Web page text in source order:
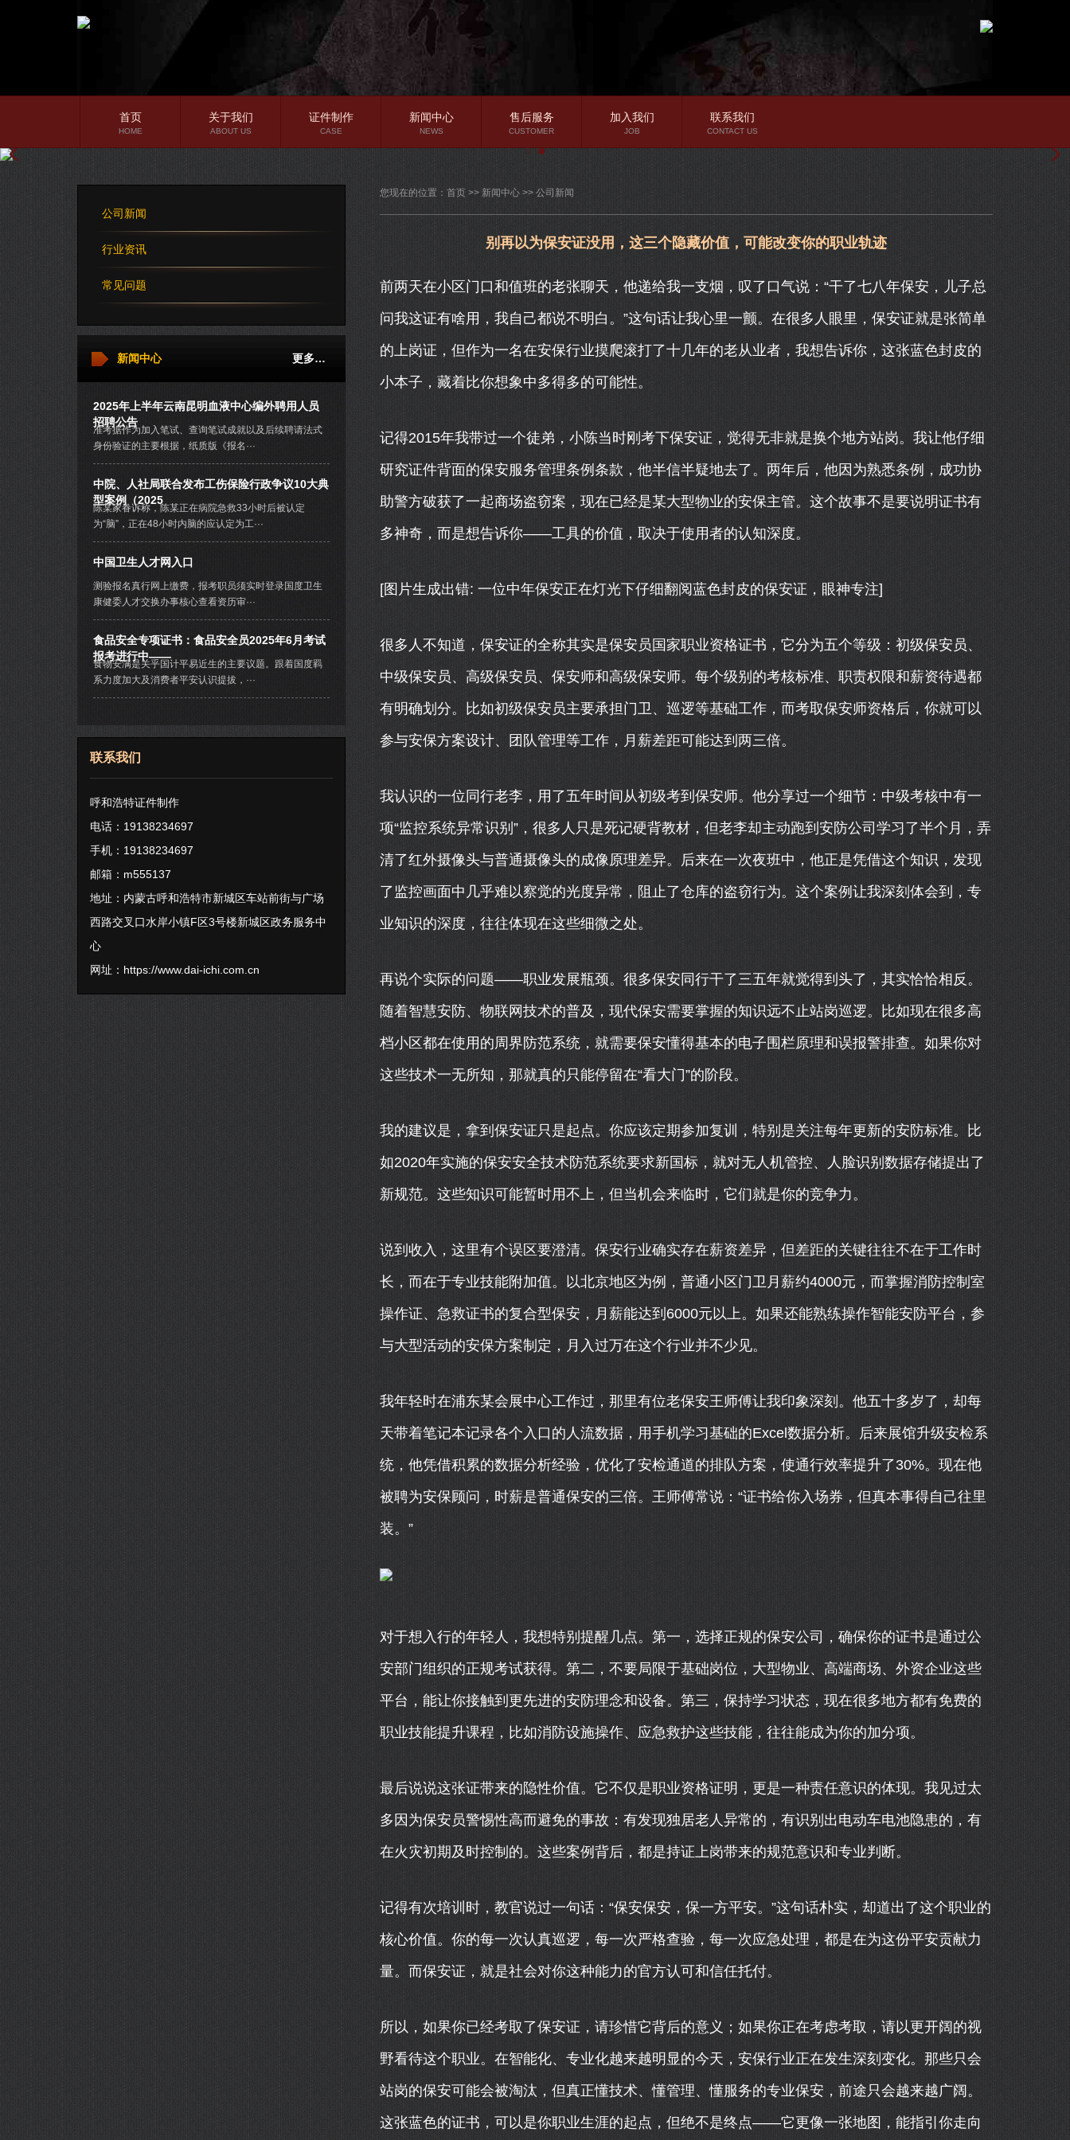
行业资讯
常见问题
首页
HOME
关于我们
ABOUT US
证件制作
CASE
新闻中心
NEWS
售后服务
CUSTOMER
加入我们
JOB
联系我们
CONTACT US
公司新闻
行业资讯
常见问题
更多…
新闻中心
2025年上半年云南昆明血液中心编外聘用人员
招聘公告
准考据作为加入笔试、查询笔试成就以及后续聘请法式
身份验证的主要根据，纸质版《报名···
中院、人社局联合发布工伤保险行政争议10大典
型案例（2025
陈某家眷诉称，陈某正在病院急救33小时后被认定
为“脑”，正在48小时内脑的应认定为工···
中国卫生人才网入口
测验报名真行网上缴费，报考职员须实时登录国度卫生
康健委人才交换办事核心查看资历审···
食品安全专项证书：食品安全员2025年6月考试
报考进行中——
食物安满是关乎国计平易近生的主要议题。跟着国度羁
系力度加大及消费者平安认识提拔，···
联系我们
呼和浩特证件制作
电话：19138234697
手机：19138234697
邮箱：m555137
地址：内蒙古呼和浩特市新城区车站前街与广场
西路交叉口水岸小镇F区3号楼新城区政务服务中
心
网址： https://www.dai-ichi.com.cn
您现在的位置： 首页 >> 新闻中心 >> 公司新闻
别再以为保安证没用，这三个隐藏价值，可能改变你的职业轨迹
前两天在小区门口和值班的老张聊天，他递给我一支烟，叹了口气说：“干了七八年保安，儿子总
问我这证有啥用，我自己都说不明白。”这句话让我心里一颤。在很多人眼里，保安证就是张简单
的上岗证，但作为一名在安保行业摸爬滚打了十几年的老从业者，我想告诉你，这张蓝色封皮的
小本子，藏着比你想象中多得多的可能性。
记得2015年我带过一个徒弟，小陈当时刚考下保安证，觉得无非就是换个地方站岗。我让他仔细
研究证件背面的保安服务管理条例条款，他半信半疑地去了。两年后，他因为熟悉条例，成功协
助警方破获了一起商场盗窃案，现在已经是某大型物业的安保主管。这个故事不是要说明证书有
多神奇，而是想告诉你——工具的价值，取决于使用者的认知深度。
[图片生成出错: 一位中年保安正在灯光下仔细翻阅蓝色封皮的保安证，眼神专注]
很多人不知道，保安证的全称其实是保安员国家职业资格证书，它分为五个等级：初级保安员、
中级保安员、高级保安员、保安师和高级保安师。每个级别的考核标准、职责权限和薪资待遇都
有明确划分。比如初级保安员主要承担门卫、巡逻等基础工作，而考取保安师资格后，你就可以
参与安保方案设计、团队管理等工作，月薪差距可能达到两三倍。
我认识的一位同行老李，用了五年时间从初级考到保安师。他分享过一个细节：中级考核中有一
项“监控系统异常识别”，很多人只是死记硬背教材，但老李却主动跑到安防公司学习了半个月，弄
清了红外摄像头与普通摄像头的成像原理差异。后来在一次夜班中，他正是凭借这个知识，发现
了监控画面中几乎难以察觉的光度异常，阻止了仓库的盗窃行为。这个案例让我深刻体会到，专
业知识的深度，往往体现在这些细微之处。
再说个实际的问题——职业发展瓶颈。很多保安同行干了三五年就觉得到头了，其实恰恰相反。
随着智慧安防、物联网技术的普及，现代保安需要掌握的知识远不止站岗巡逻。比如现在很多高
档小区都在使用的周界防范系统，就需要保安懂得基本的电子围栏原理和误报警排查。如果你对
这些技术一无所知，那就真的只能停留在“看大门”的阶段。
我的建议是，拿到保安证只是起点。你应该定期参加复训，特别是关注每年更新的安防标准。比
如2020年实施的保安安全技术防范系统要求新国标，就对无人机管控、人脸识别数据存储提出了
新规范。这些知识可能暂时用不上，但当机会来临时，它们就是你的竞争力。
说到收入，这里有个误区要澄清。保安行业确实存在薪资差异，但差距的关键往往不在于工作时
长，而在于专业技能附加值。以北京地区为例，普通小区门卫月薪约4000元，而掌握消防控制室
操作证、急救证书的复合型保安，月薪能达到6000元以上。如果还能熟练操作智能安防平台，参
与大型活动的安保方案制定，月入过万在这个行业并不少见。
我年轻时在浦东某会展中心工作过，那里有位老保安王师傅让我印象深刻。他五十多岁了，却每
天带着笔记本记录各个入口的人流数据，用手机学习基础的Excel数据分析。后来展馆升级安检系
统，他凭借积累的数据分析经验，优化了安检通道的排队方案，使通行效率提升了30%。现在他
被聘为安保顾问，时薪是普通保安的三倍。王师傅常说：“证书给你入场券，但真本事得自己往里
装。”
对于想入行的年轻人，我想特别提醒几点。第一，选择正规的保安公司，确保你的证书是通过公
安部门组织的正规考试获得。第二，不要局限于基础岗位，大型物业、高端商场、外资企业这些
平台，能让你接触到更先进的安防理念和设备。第三，保持学习状态，现在很多地方都有免费的
职业技能提升课程，比如消防设施操作、应急救护这些技能，往往能成为你的加分项。
最后说说这张证带来的隐性价值。它不仅是职业资格证明，更是一种责任意识的体现。我见过太
多因为保安员警惕性高而避免的事故：有发现独居老人异常的，有识别出电动车电池隐患的，有
在火灾初期及时控制的。这些案例背后，都是持证上岗带来的规范意识和专业判断。
记得有次培训时，教官说过一句话：“保安保安，保一方平安。”这句话朴实，却道出了这个职业的
核心价值。你的每一次认真巡逻，每一次严格查验，每一次应急处理，都是在为这份平安贡献力
量。而保安证，就是社会对你这种能力的官方认可和信任托付。
所以，如果你已经考取了保安证，请珍惜它背后的意义；如果你正在考虑考取，请以更开阔的视
野看待这个职业。在智能化、专业化越来越明显的今天，安保行业正在发生深刻变化。那些只会
站岗的保安可能会被淘汰，但真正懂技术、懂管理、懂服务的专业保安，前途只会越来越广阔。
这张蓝色的证书，可以是你职业生涯的起点，但绝不是终点——它更像一张地图，能指引你走向